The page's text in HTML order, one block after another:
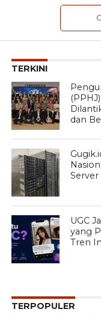
TERKINI
dan
UGC
yang
Tren
TERPOPULER